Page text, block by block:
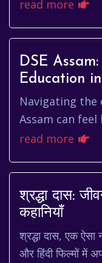
read more
DSE
Education
Navigating the
Assam can
maze. From
read more
श्रद्धा दास:
कहानियाँ
श्रद्धा दास, एक
और हिंदी फिल्मों में